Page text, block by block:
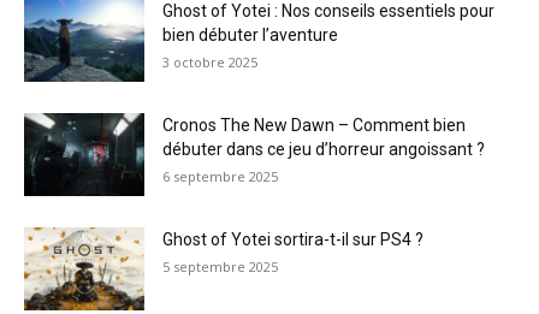
Ghost of Yotei : Nos conseils essentiels pour
bien débuter l’aventure
3 octobre 2025
Cronos The New Dawn – Comment bien
débuter dans ce jeu d’horreur angoissant ?
6 septembre 2025
Ghost of Yotei sortira-t-il sur PS4 ?
5 septembre 2025